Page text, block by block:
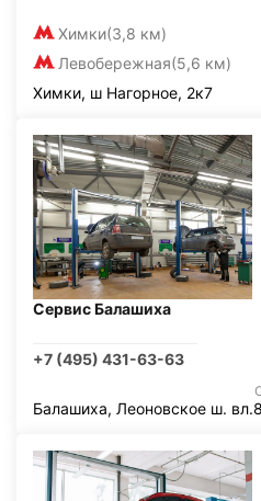
Химки(3,8 км)
Левобережная(5,6 км)
Химки, ш Нагорное, 2к7
Сервис Балашиха
+7 (495) 431-63-63
Балашиха, Леоновское ш. вл.8